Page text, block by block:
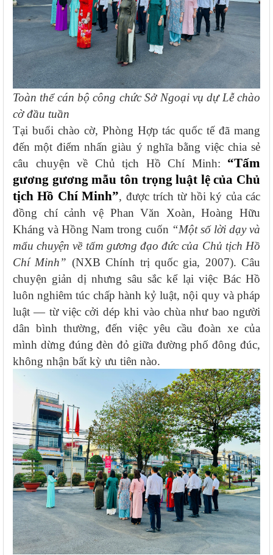
Toàn thể cán bộ công chức Sở Ngoại vụ dự Lễ chào
cờ đầu tuần
Tại buổi chào cờ, Phòng Hợp tác quốc tế đã mang
đến một điểm nhấn giàu ý nghĩa bằng việc chia sẻ
câu chuyện về Chủ tịch Hồ Chí Minh: “Tấm
gương gương mẫu tôn trọng luật lệ của Chủ
tịch Hồ Chí Minh”, được trích từ hồi ký của các
đồng chí cảnh vệ Phan Văn Xoàn, Hoàng Hữu
Kháng và Hồng Nam trong cuốn “Một số lời dạy và
mẩu chuyện về tấm gương đạo đức của Chủ tịch Hồ
Chí Minh” (NXB Chính trị quốc gia, 2007). Câu
chuyện giản dị nhưng sâu sắc kể lại việc Bác Hồ
luôn nghiêm túc chấp hành kỷ luật, nội quy và pháp
luật — từ việc cởi dép khi vào chùa như bao người
dân bình thường, đến việc yêu cầu đoàn xe của
mình dừng đúng đèn đỏ giữa đường phố đông đúc,
không nhận bất kỳ ưu tiên nào.